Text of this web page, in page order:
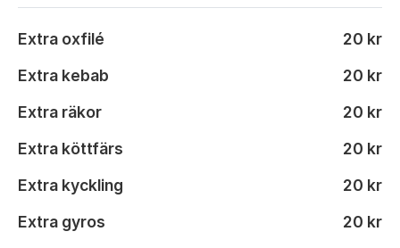
Extra oxfilé
20 kr
Extra kebab
20 kr
Extra räkor
20 kr
Extra köttfärs
20 kr
Extra kyckling
20 kr
Extra gyros
20 kr